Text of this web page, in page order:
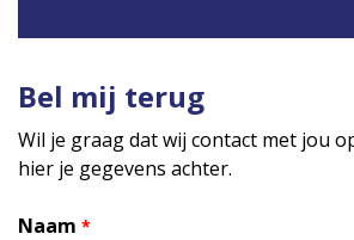
Bel mij terug
Wil je graag dat wij contact met jou
hier je gegevens achter.
Naam *